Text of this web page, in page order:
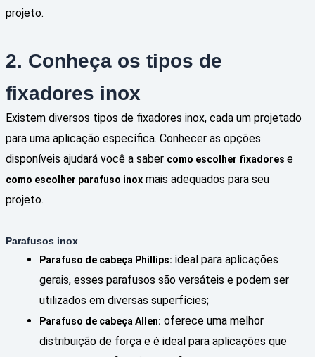
projeto.
2. Conheça os tipos de
fixadores inox
Existem diversos tipos de fixadores inox, cada um projetado
para uma aplicação específica. Conhecer as opções
disponíveis ajudará você a saber como escolher fixadorese
como escolher parafuso inox mais adequados para seu
projeto.
Parafusos inox
Parafuso de cabeça Phillips: ideal para aplicações
gerais, esses parafusos são versáteis e podem ser
utilizados em diversas superfícies;
Parafuso de cabeça Allen: oferece uma melhor
distribuição de força e é ideal para aplicações que